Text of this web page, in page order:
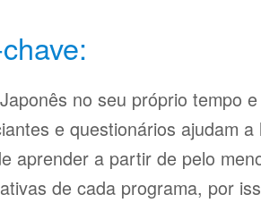
no seu próprio tempo
e questionários ajudam
aprender a partir de pelo
de cada programa, por